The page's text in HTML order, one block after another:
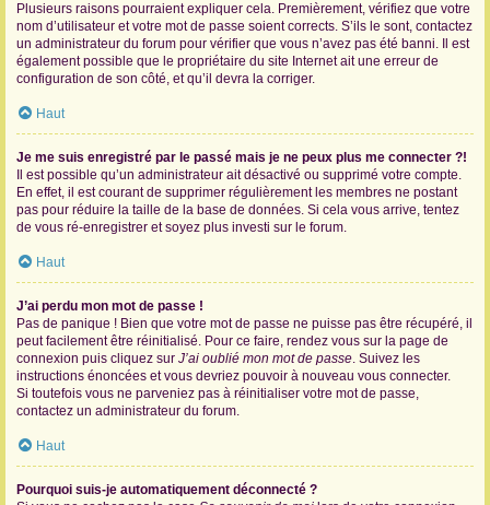
Plusieurs raisons pourraient expliquer cela. Premièrement, vérifiez que votre
nom d’utilisateur et votre mot de passe soient corrects. S’ils le sont, contactez
un administrateur du forum pour vérifier que vous n’avez pas été banni. Il est
également possible que le propriétaire du site Internet ait une erreur de
configuration de son côté, et qu’il devra la corriger.
Haut
Je me suis enregistré par le passé mais je ne peux plus me connecter ?!
Il est possible qu’un administrateur ait désactivé ou supprimé votre compte.
En effet, il est courant de supprimer régulièrement les membres ne postant
pas pour réduire la taille de la base de données. Si cela vous arrive, tentez
de vous ré-enregistrer et soyez plus investi sur le forum.
Haut
J’ai perdu mon mot de passe !
Pas de panique ! Bien que votre mot de passe ne puisse pas être récupéré, il
peut facilement être réinitialisé. Pour ce faire, rendez vous sur la page de
connexion puis cliquez sur J’ai oublié mon mot de passe. Suivez les
instructions énoncées et vous devriez pouvoir à nouveau vous connecter.
Si toutefois vous ne parveniez pas à réinitialiser votre mot de passe,
contactez un administrateur du forum.
Haut
Pourquoi suis-je automatiquement déconnecté ?